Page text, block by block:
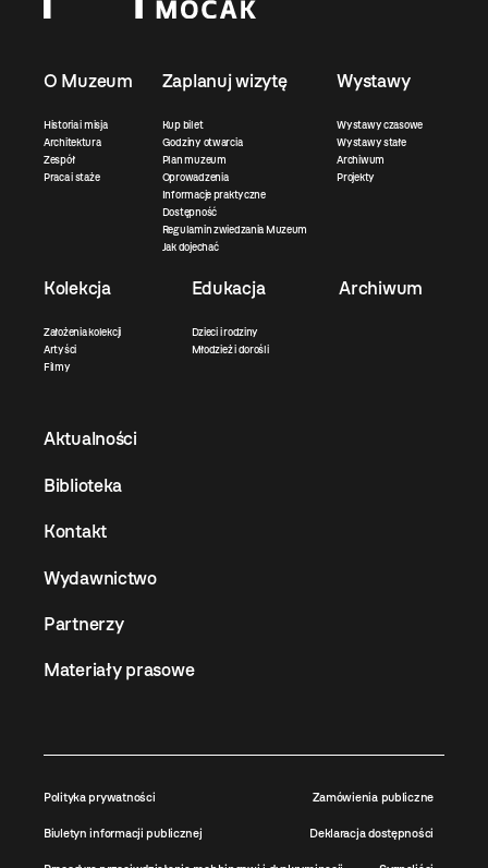
O Muzeum
Historia i misja
Architektura
Zespół
Praca i staże
Zaplanuj wizytę
Kup bilet
Godziny otwarcia
Plan muzeum
Oprowadzenia
Informacje praktyczne
Dostępność
Regulamin zwiedzania Muzeum
Jak dojechać
Wystawy
Wystawy czasowe
Wystawy stałe
Archiwum
Projekty
Kolekcja
Założenia kolekcji
Artyści
Filmy
Edukacja
Dzieci i rodziny
Młodzież i dorośli
Archiwum
Aktualności
Biblioteka
Kontakt
Wydawnictwo
Partnerzy
Materiały prasowe
Polityka prywatności Zamówienia publiczne
Biuletyn informacji publicznej Deklaracja dostępności